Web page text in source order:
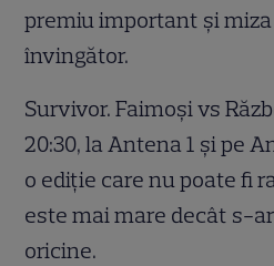
premiu important și
învingător.
Survivor. Faimoși vs
20:30, la Antena 1 și pe
o ediție care nu poate fi
este mai mare decât s-
oricine.